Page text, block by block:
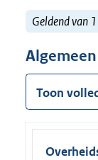
Geldend van
Algemeen
Toon